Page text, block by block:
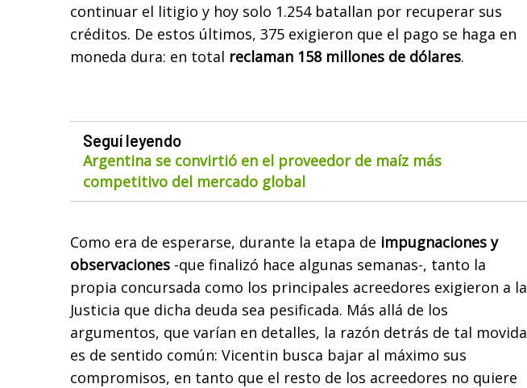
continuar el litigio y hoy solo 1.254 batallan por recuperar sus
créditos. De estos últimos, 375 exigieron que el pago se haga en
moneda dura: en total reclaman 158 millones de dólares.
Seguí leyendo
Argentina se convirtió en el proveedor de maíz más
competitivo del mercado global
Como era de esperarse, durante la etapa de impugnaciones y
observaciones -que finalizó hace algunas semanas-, tanto la
propia concursada como los principales acreedores exigieron a la
Justicia que dicha deuda sea pesificada. Más allá de los
argumentos, que varían en detalles, la razón detrás de tal movida
es de sentido común: Vicentin busca bajar al máximo sus
compromisos, en tanto que el resto de los acreedores no quiere